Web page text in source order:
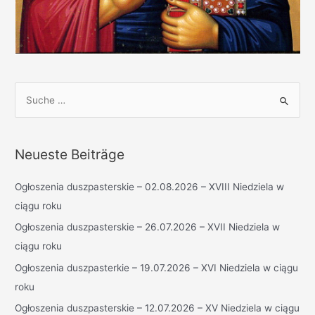
h
n
n
a
c
h
Neueste Beiträge
Ogłoszenia duszpasterskie – 02.08.2026 – XVIII Niedziela w
ciągu roku
Ogłoszenia duszpasterskie – 26.07.2026 – XVII Niedziela w
ciągu roku
Ogłoszenia duszpasterkie – 19.07.2026 – XVI Niedziela w ciągu
roku
Ogłoszenia duszpasterskie – 12.07.2026 – XV Niedziela w ciągu